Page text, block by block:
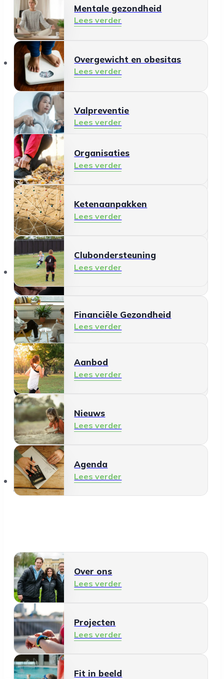
Mentale gezondheid
Lees verder
Overgewicht en obesitas
Lees verder
Valpreventie
Lees verder
Gezonde leefomgeving
Lees verder
Ontmoeten en meedoen
Lees verder
Mantelzorg
Lees verder
Financiële Gezondheid
Lees verder
Schermgebruik
Lees verder
Organisaties
Organisaties
Lees verder
Ketenaanpakken
Lees verder
Clubondersteuning
Lees verder
Aanbod
Aanbod
Lees verder
Nieuws
Lees verder
Agenda
Lees verder
Over ons
Over ons
Lees verder
Projecten
Lees verder
Fit in beeld